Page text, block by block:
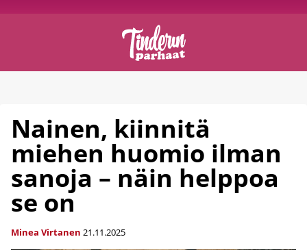
Nainen, kiinnitä
miehen huomio ilman
sanoja – näin helppoa
se on
Minea Virtanen 21.11.2025